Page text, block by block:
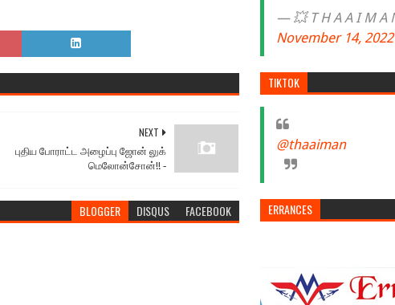
NEXT
புதிய போராட்ட அழைப்பு ஜோன் லுக்
மெலோன்சோன்!! ‐
BLOGGER DISQUS FACEBOOK
— 💥 T H A A I M A
November 14, 2022
TIKTOK
@thaaiman
ERRANCES